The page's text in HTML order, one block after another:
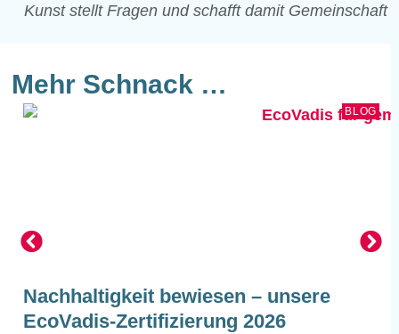
Kunst stellt Fragen und schafft damit Gemeinschaft
Mehr Schnack …
BLOG
Nachhaltigkeit bewiesen – unsere
EcoVadis-Zertifizierung 2026